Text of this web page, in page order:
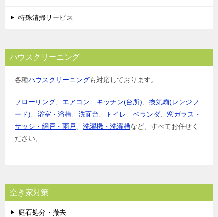
特殊清掃サービス
ハウスクリーニング
各種ハウスクリーニングも対応しております。
フローリング、 エアコン、 キッチン(台所)、 換気扇(レンジフ
ード)、 浴室・浴槽、 洗面台、 トイレ、 ベランダ、 窓ガラス・
サッシ・網戸・雨戸、 洗濯機・洗濯槽など、すべてお任せく
ださい。
空き家対策
庭石処分・撤去